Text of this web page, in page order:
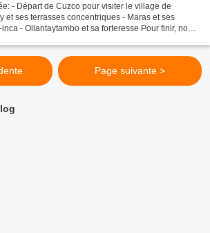
- Départ de Cuzco pour visiter le village de
et ses terrasses concentriques - Maras et ses
- Ollantaytambo et sa forteresse Pour finir, nous
Page suivante >